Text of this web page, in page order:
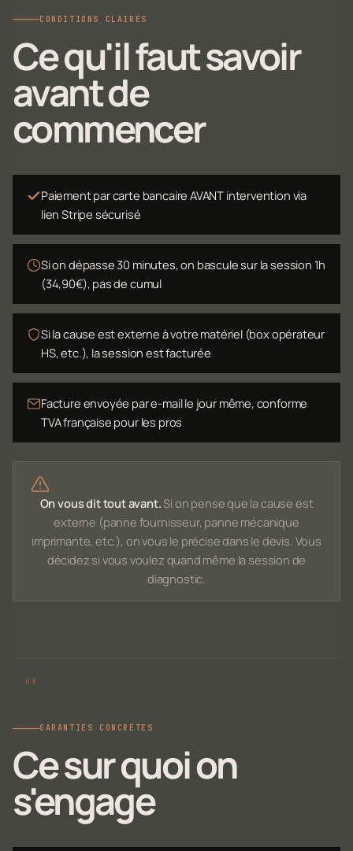
CONDITIONS CLAIRES
Ce qu'il faut savoir
avant de
commencer
Paiement par carte bancaire AVANT intervention via
lien Stripe sécurisé
Si on dépasse 30 minutes, on bascule sur la session 1h
(34,90€), pas de cumul
Si la cause est externe à votre matériel (box opérateur
HS, etc.), la session est facturée
Facture envoyée par e-mail le jour même, conforme
TVA française pour les pros
On vous dit tout avant.Si on pense que la cause est
externe (panne fournisseur, panne mécanique
imprimante, etc.), on vous le précise dans le devis. Vous
décidez si vous voulez quand même la session de
diagnostic.
GARANTIES CONCRÈTES
Ce sur quoi on
s'engage